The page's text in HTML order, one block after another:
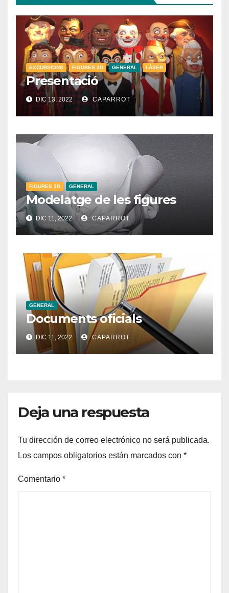
EXCURSIONS FIGURES 3D GENERAL LÀSER
Presentació
DIC 13, 2022 CAPARROT
FIGURES 3D GENERAL
Modelatge de les figures
DIC 11, 2022 CAPARROT
GENERAL
Documents oficials
DIC 11, 2022 CAPARROT
Deja una respuesta
Tu dirección de correo electrónico no será publicada.
Los campos obligatorios están marcados con *
Comentario *